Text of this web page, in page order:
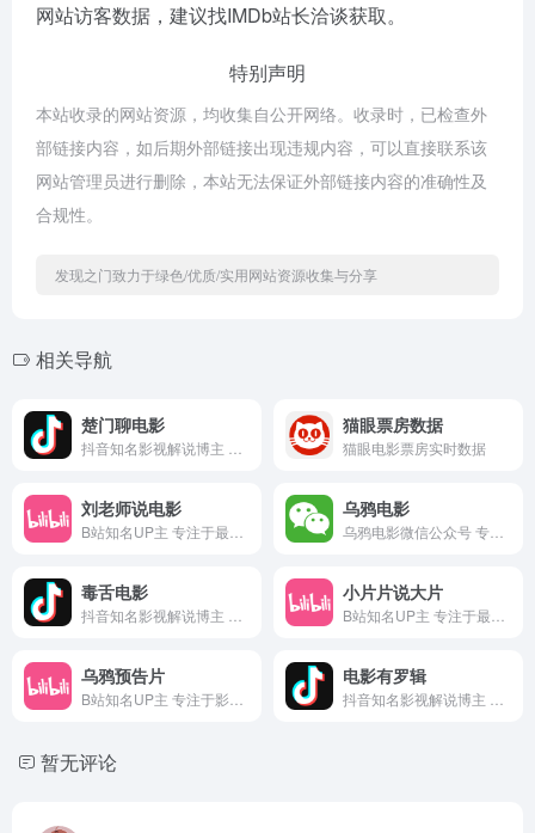
网站访客数据，建议找IMDb站长洽谈获取。
特别声明
本站收录的网站资源，均收集自公开网络。收录时，已检查外
部链接内容，如后期外部链接出现违规内容，可以直接联系该
网站管理员进行删除，本站无法保证外部链接内容的准确性及
合规性。
发现之门致力于绿色/优质/实用网站资源收集与分享
相关导航
楚门聊电影 猫眼票房数据
猫眼电影票房实时数据
刘老师说电影 乌鸦电影
毒舌电影 小片片说大片
乌鸦预告片 电影有罗辑
暂无评论